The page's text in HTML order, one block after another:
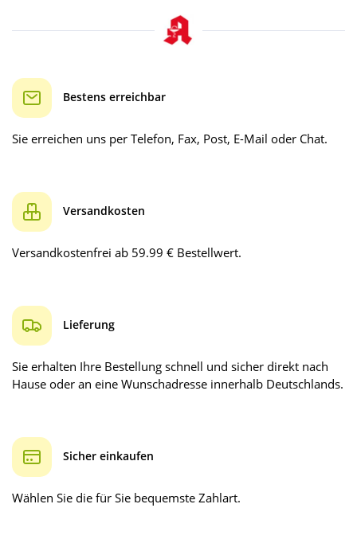
Bestens erreichbar
Sie erreichen uns per Telefon, Fax, Post, E-Mail oder Chat.
Versandkosten
Versandkostenfrei ab 59.99 € Bestellwert.
Lieferung
Sie erhalten Ihre Bestellung schnell und sicher direkt nach
Hause oder an eine Wunschadresse innerhalb Deutschlands.
Sicher einkaufen
Wählen Sie die für Sie bequemste Zahlart.